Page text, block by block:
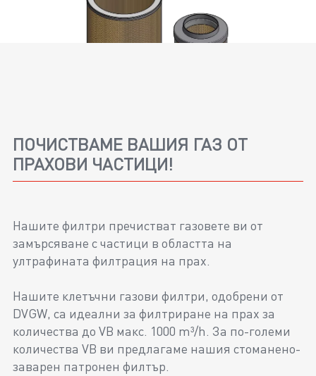
ПОЧИСТВАМЕ ВАШИЯ ГАЗ ОТ
ПРАХОВИ ЧАСТИЦИ!
Нашите филтри пречистват газовете ви от
замърсяване с частици в областта на
ултрафината филтрация на прах.
Нашите клетъчни газови филтри, одобрени от
DVGW, са идеални за филтриране на прах за
количества до VB макс. 1000 m³/h. За по-големи
количества VB ви предлагаме нашия стоманено-
заварен патронен филтър.